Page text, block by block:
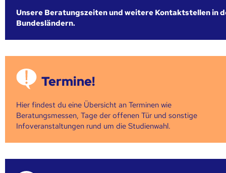
Unsere Beratungszeiten und weitere Kontaktstellen in
Bundesländern.
Termine!
Hier findest du eine Übersicht an Terminen wie
Beratungsmessen, Tage der offenen Tür und sonstige
Infoveranstaltungen rund um die Studienwahl.